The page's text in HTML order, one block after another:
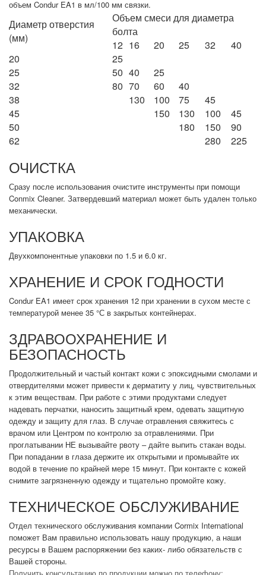
объем Condur EA1 в мл/100 мм связки.
Диаметр отверстия
(мм)
Объем смеси для диаметра
болта
12 16 20 25 32
40
20
25
25
50 40
25
32
80 70 60
40
38
130 100 75
45
45
150 130 100
45
50
180 150
90
62
280 225
ОЧИСТКА
Сразу после использования очистите инструменты при помощи
Conmix Cleaner. Затвердевший материал может быть удален только
механически.
УПАКОВКА
Двухкомпонентные упаковки по 1.5 и 6.0 кг.
ХРАНЕНИЕ И СРОК ГОДНОСТИ
Condur EA1 имеет срок хранения 12 при хранении в сухом месте с
температурой менее 35 °С в закрытых контейнерах.
ЗДРАВООХРАНЕНИЕ И
БЕЗОПАСНОСТЬ
Продолжительный и частый контакт кожи с эпоксидными смолами и
отвердителями может привести к дерматиту у лиц, чувствительных
к этим веществам. При работе с этими продуктами следует
надевать перчатки, наносить защитный крем, одевать защитную
одежду и защиту для глаз. В случае отравления свяжитесь с
врачом или Центром по контролю за отравлениями. При
проглатывании НЕ вызывайте рвоту – дайте выпить стакан воды.
При попадании в глаза держите их открытыми и промывайте их
водой в течение по крайней мере 15 минут. При контакте с кожей
снимите загрязненную одежду и тщательно промойте кожу.
ТЕХНИЧЕСКОЕ ОБСЛУЖИВАНИЕ
Отдел технического обслуживания компании Cormix International
поможет Вам правильно использовать нашу продукцию, а наши
ресурсы в Вашем распоряжении без каких- либо обязательств с
Вашей стороны.